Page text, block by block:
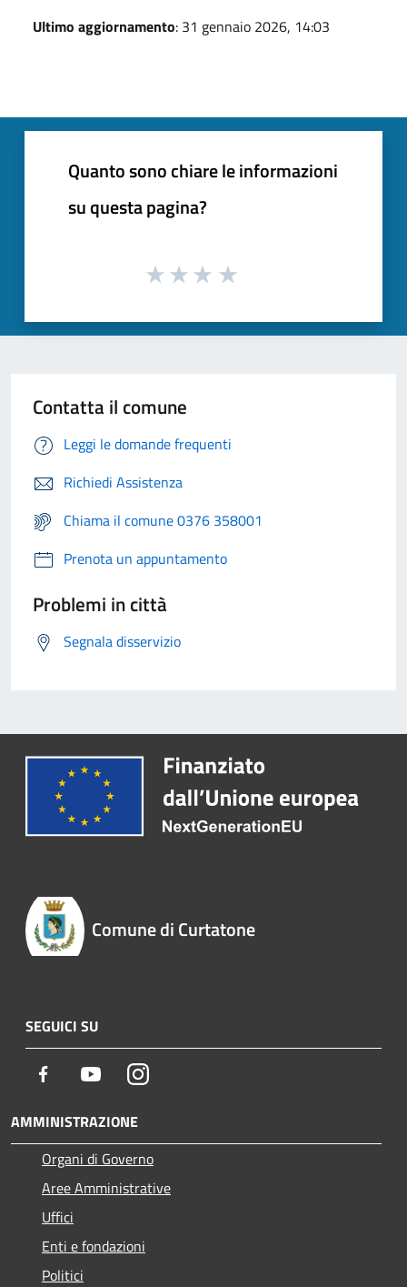
Ultimo aggiornamento: 31 gennaio 2026, 14:03
Quanto sono chiare le informazioni
su questa pagina?
Contatta il comune
Leggi le domande frequenti
Richiedi Assistenza
Chiama il comune 0376 358001
Prenota un appuntamento
Problemi in città
Segnala disservizio
Comune di Curtatone
SEGUICI SU
Facebook YoutubeInstagram
AMMINISTRAZIONE
Organi di Governo
Aree Amministrative
Uffici
Enti e fondazioni
Politici